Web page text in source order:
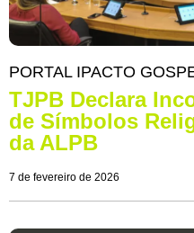
PORTAL IPACTO
TJPB Declara
de Símbolos
da ALPB
7 de fevereiro de 2026